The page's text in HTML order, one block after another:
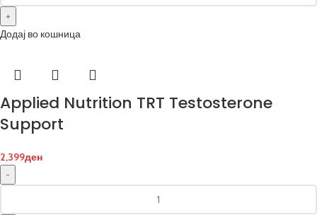
Додај во кошница
Applied Nutrition TRT Testosterone
Support
2,399ден